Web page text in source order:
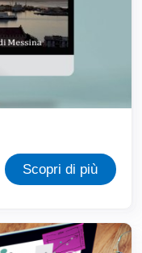
Scopri di più